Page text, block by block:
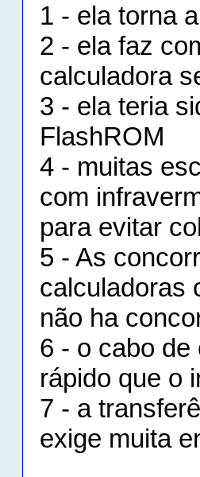
1 - ela torna
2 - ela faz
calculadora
3 - ela teria
FlashROM
4 - muitas
com
para evitar
5 - As
calculadoras
não ha
6 - o cabo
rápido que o
7 - a
exige muita